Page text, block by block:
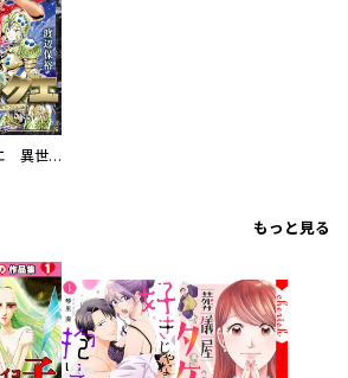
ドカクエ 異世界ドカコッククエスト
もっと見る